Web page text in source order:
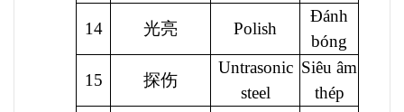
14 光亮 Polish
Đánh
bóng
15 探伤
Untrasonic
steel
Siêu âm
thép